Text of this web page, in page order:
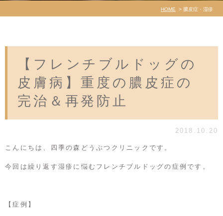
HOME 膿皮症・湿疹
【フレンチブルドッグの
皮膚病】重度の膿皮症の
完治＆再発防止
2018.10.20
こんにちは、四季の森どうぶつクリニックです。
今回は繰り返す湿疹に悩むフレンチブルドッグの症例です。
【症例】